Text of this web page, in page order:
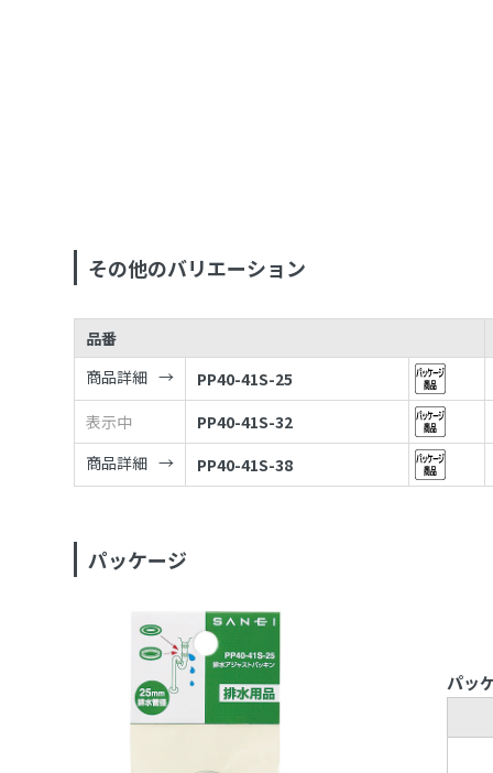
その他のバリエーション
品番
商品詳細
PP40-41S-25
表示中
PP40-41S-32
商品詳細
PP40-41S-38
パッケージ
パッ